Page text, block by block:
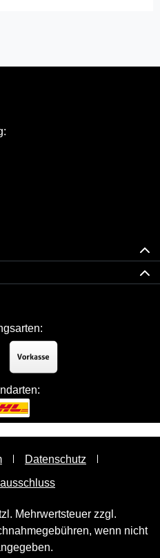
Datenschutz
Mehrwertsteuer zzgl.
wenn nicht